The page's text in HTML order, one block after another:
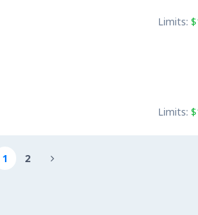
Limits:
Limits:
1 2 